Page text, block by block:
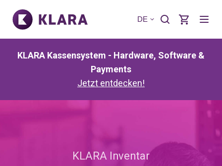
DE
KLARA Kassensystem - Hardware, Software &
Payments
Jetzt entdecken!
KLARA Inventar